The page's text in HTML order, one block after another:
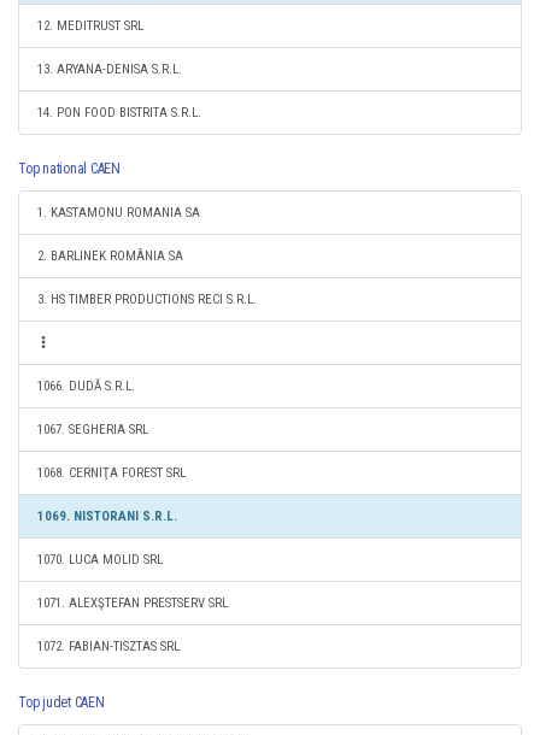
12. MEDITRUST SRL
13. ARYANA-DENISA S.R.L.
14. PON FOOD BISTRITA S.R.L.
Top national CAEN
1. KASTAMONU ROMANIA SA
2. BARLINEK ROMÂNIA SA
3. HS TIMBER PRODUCTIONS RECI S.R.L.
1066. DUDĂ S.R.L.
1067. SEGHERIA SRL
1068. CERNIŢA FOREST SRL
1069. NISTORANI S.R.L.
1070. LUCA MOLID SRL
1071. ALEXŞTEFAN PRESTSERV SRL
1072. FABIAN-TISZTAS SRL
Top judet CAEN